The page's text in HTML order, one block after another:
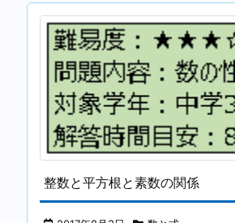
整数と平方根と素数の関係